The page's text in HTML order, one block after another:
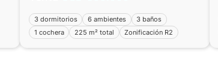
3 dormitorios 6 ambientes
3 baños
1 cochera
225 m² total Zonificación R2